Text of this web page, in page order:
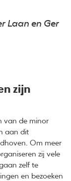
Laan en Ger
zijn
van de minor
aan dit
Om meer
zij vele
zelf te
en bezoeken